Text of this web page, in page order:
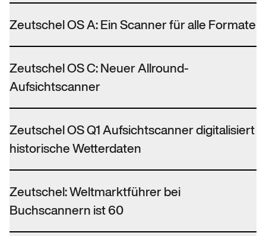
Zeutschel OS A: Ein Scanner für alle Formate
Zeutschel OS C: Neuer Allround-
Aufsichtscanner
Zeutschel OS Q1 Aufsichtscanner digitalisiert
historische Wetterdaten
Zeutschel: Weltmarktführer bei
Buchscannern ist 60